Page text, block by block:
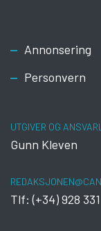
Footer
Annonsering
Personvern
UTGIVER OG
Gunn Kleven
Tlf: (+34) 928